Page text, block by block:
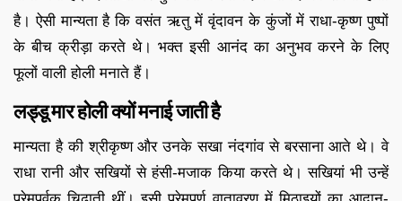
है। ऐसी मान्यता है कि वसंत ऋतु में वृंदावन के कुंजों में राधा-कृष्ण पुष्पों
के बीच क्रीड़ा करते थे। भक्त इसी आनंद का अनुभव करने के लिए
फूलों वाली होली मनाते हैं।
लड्डू मार होली क्यों मनाई जाती है
मान्यता है की श्रीकृष्ण और उनके सखा नंदगांव से बरसाना आते थे। वे
राधा रानी और सखियों से हंसी-मजाक किया करते थे। सखियां भी उन्हें